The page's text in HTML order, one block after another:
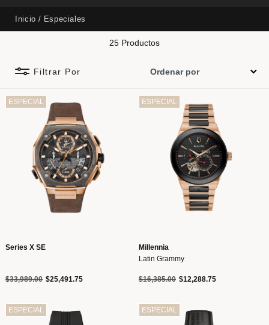
Inicio Especiales
25 Productos
Filtrar Por
ESPECIAL
Series X SE
Precio reducido de
$33,989.00a$25,491.75
ESPECIAL
Millennia
Latin Grammy
Precio reducido de
$16,385.00a$12,288.75
ESPECIAL ESPECIAL